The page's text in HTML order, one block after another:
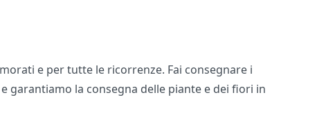
e per tutte le ricorrenze. Fai consegnare i
garantiamo la consegna delle piante e dei fiori in